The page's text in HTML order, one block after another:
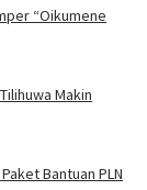
“Oikumene
Makin
Bantuan PLN